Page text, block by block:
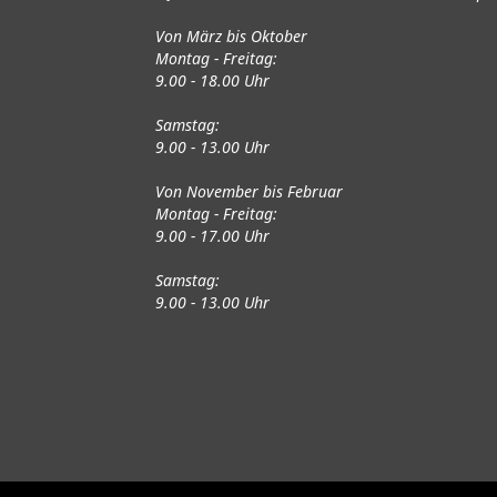
Von März bis Oktober
Montag - Freitag:
9.00 - 18.00 Uhr
Samstag:
9.00 - 13.00 Uhr
Von November bis Februar
Montag - Freitag:
9.00 - 17.00 Uhr
Samstag:
9.00 - 13.00 Uhr